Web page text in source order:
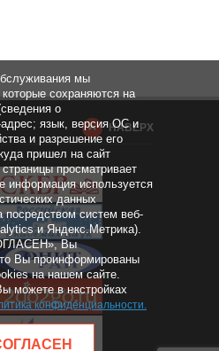
НАВЕРХ
мы
сохраняются на
о
язык, версия ОС и
и разрешение его
пришел на сайт
просматривает
информация используется
данных
посредством систем веб-
и Яндекс.Метрика).
Вы
Вы проинформированы
на нашем сайте.
можете в настройках
конфиденциальности.